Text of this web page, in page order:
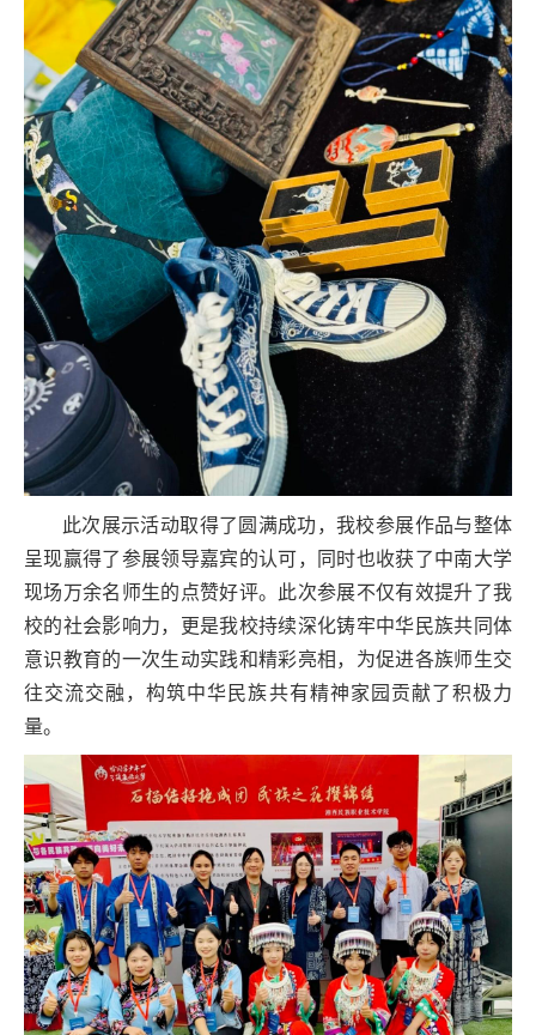
此次展示活动取得了圆满成功，我校参展作品与整体
呈现赢得了参展领导嘉宾的认可，同时也收获了中南大学
现场万余名师生的点赞好评。此次参展不仅有效提升了我
校的社会影响力，更是我校持续深化铸牢中华民族共同体
意识教育的一次生动实践和精彩亮相，为促进各族师生交
往交流交融，构筑中华民族共有精神家园贡献了积极力
量。